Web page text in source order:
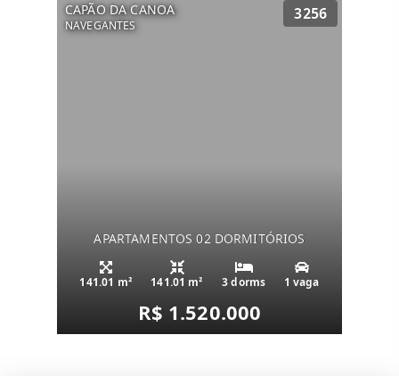
CAPÃO DA CANOA
NAVEGANTES
3256
APARTAMENTOS 02 DORMITÓRIOS
141.01 m² 141.01 m² 3 dorms 1 vaga
R$ 1.520.000